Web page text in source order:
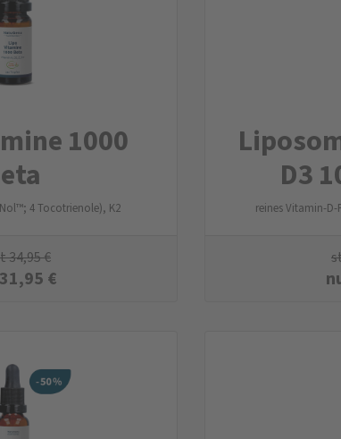
1000
4 Tocotrienole), K2
34,95€
31,95 €
D3
reines Vitamin-